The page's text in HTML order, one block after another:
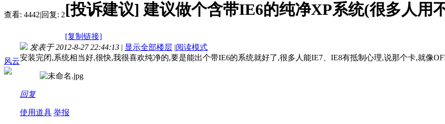
查看: 4442|回复: 2[投诉建议] 建议做个含带IE6的纯净XP系统(很多人用
[复制链接]
风云
发表于 2012-8-27 22:44:13 | 显示全部楼层 |阅读模式
安装完闭,系统相当好,很快,我很喜欢纯净的,要是能出个带IE6的系统就好了,很多人能IE7、IE8有抵制心理,说那个卡,就像
回复
使用道具 举报